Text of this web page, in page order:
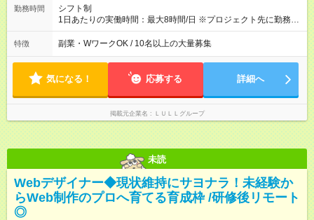
績賞与あり ◤スキルアップも、収入アップも。◢ 入社後の成長
や頑張りは、しっかり給与で還元しています。 実際にほぼ全員
上アップした社員も。 エンジニアへの還元率は業界高水準の
87％。 スキルを磨いた分だけ、収入アップも目指せる環境で
す！ 【試用期間】試用期間あり 試用期間の長さ：6ヶ月 ※ 雇用
形態と給与に、本採用時と異なる部分があります。 雇用形態：
中途採用（契約社員） 給与：月給 230,000円以上 上記額にはみ
なし残業代を含みます。※超過分は全額支給いたします。 みな
別途支給いたします ※研修期間中（最大12ヶ月間）も、試用期
勤務時間
シフト制
1日あたりの実働時間：最大8時間/日 ※プロジェクト先に勤務時
間は異なります 【シフト例】 ・10時00分～19時00分 ・9時00
分～18時00分 平均残業時間：月10時間以内
特徴 副業・WワークOK / 10名以上の大量募集
気になる！ 応募する 詳細へ
掲載元企業名 ＬＵＬＬグループ
未読
Webデザイナー◆現状維持にサヨナラ！未経験か
らWeb制作のプロへ育てる育成枠 /研修後リモート
◎